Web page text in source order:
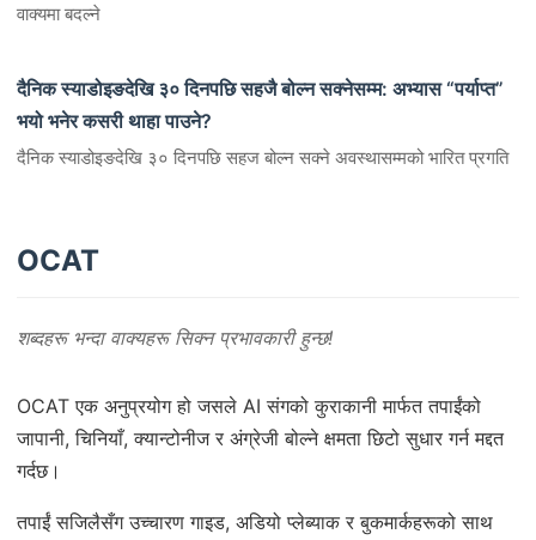
वाक्यमा बदल्ने
दैनिक स्याडोइङदेखि ३० दिनपछि सहजै बोल्न सक्नेसम्म: अभ्यास “पर्याप्त”
भयो भनेर कसरी थाहा पाउने?
दैनिक स्याडोइङदेखि ३० दिनपछि सहज बोल्न सक्ने अवस्थासम्मको भारित प्रगति
OCAT
शब्दहरू भन्दा वाक्यहरू सिक्न प्रभावकारी हुन्छ!
OCAT एक अनुप्रयोग हो जसले AI संगको कुराकानी मार्फत तपाईंको
जापानी, चिनियाँ, क्यान्टोनीज र अंग्रेजी बोल्ने क्षमता छिटो सुधार गर्न मद्दत
गर्दछ।
तपाईं सजिलैसँग उच्चारण गाइड, अडियो प्लेब्याक र बुकमार्कहरूको साथ